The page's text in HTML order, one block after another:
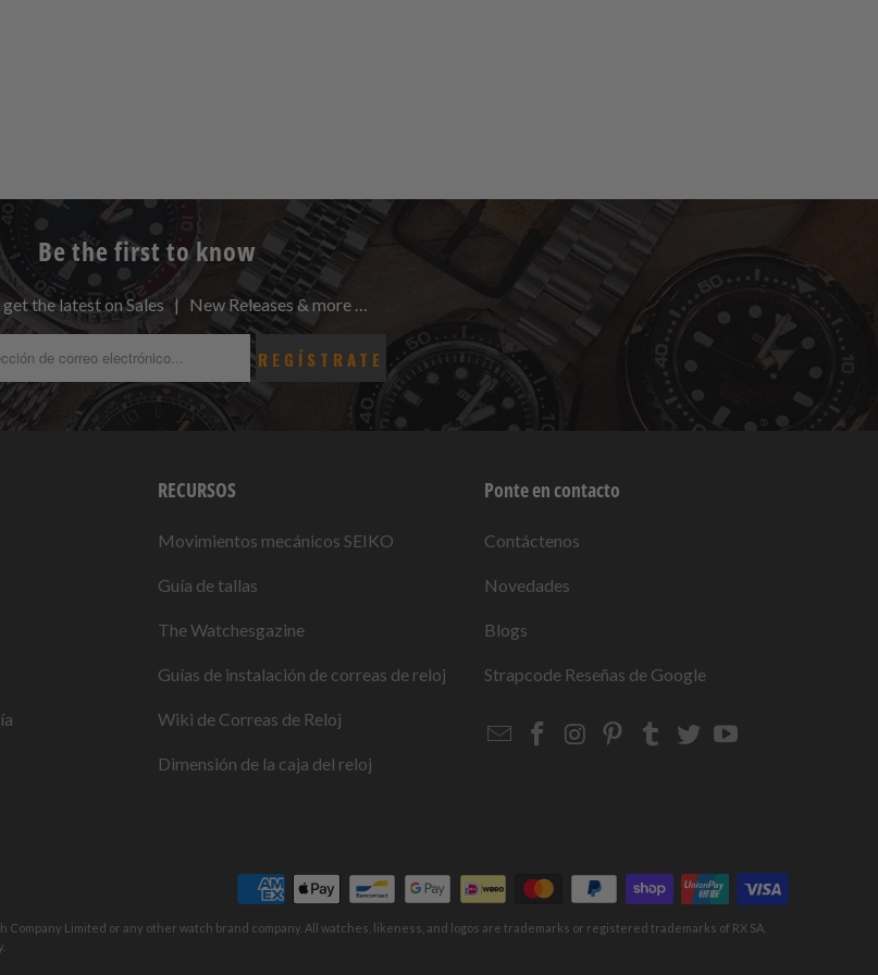
Be the first to know
get the latest on Sales | New Releases & more …
RECURSOS
Movimientos mecánicos SEIKO
Guía de tallas
The Watchesgazine
Guías de instalación de correas de reloj
Wiki de Correas de Reloj
Dimensión de la caja del reloj
Ponte en contacto
Contáctenos
Novedades
Blogs
Strapcode Reseñas de Google
EmailStrapcode
Strapcode
Strapcode
Strapcode
Strapcode
Limited or any other watch brand company. All watches, likeness, and logos are trademarks or registered trademarks of RX SA,